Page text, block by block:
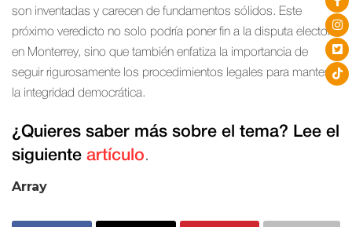
son inventadas y carecen de fundamentos sólidos. Este
próximo veredicto no solo podría poner fin a la disputa electoral
en Monterrey, sino que también enfatiza la importancia de
seguir rigurosamente los procedimientos legales para mantener
la integridad democrática.
¿Quieres saber más sobre el tema? Lee el
siguiente artículo.
Array